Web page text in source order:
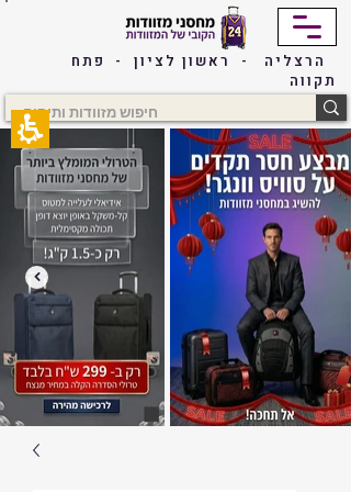
The
page,
click
to
move
the
main
Content
הרצליה - ראשון לציון - פתח
תקווה